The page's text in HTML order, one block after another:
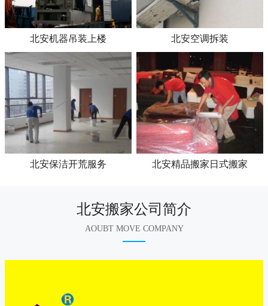
北安机器吊装上楼 北安空调拆装
北安保洁开荒服务 北安精品搬家日式搬家
北安搬家公司简介
AOUBT MOVE COMPANY